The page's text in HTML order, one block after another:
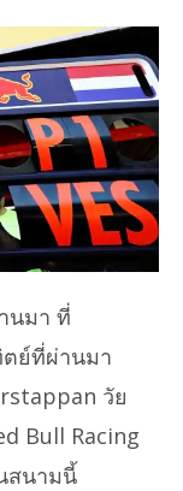
นมา ที่
ตย์ที่ผ่านมา
วัย
Bull Racing
สนามนี้